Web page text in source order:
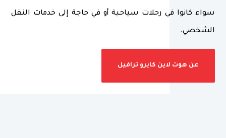
سواء كانوا في رحلات سياحية أو في حاجة إلى خدمات النقل
الشخصي.
عن هوت لاين كايرو ترافيل